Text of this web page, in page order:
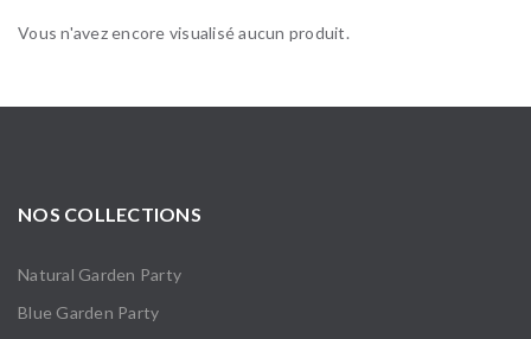
Vous n'avez encore visualisé aucun produit.
NOS COLLECTIONS
Natural Garden Party
Blue Garden Party